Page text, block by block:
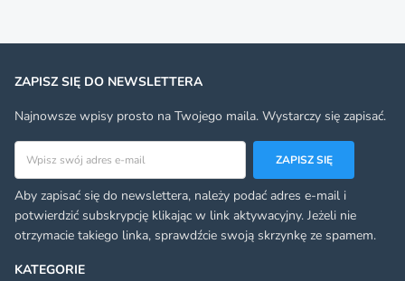
KATEGORIE
ZAPISZ SIĘ DO NEWSLETTERA
Najnowsze wpisy prosto na Twojego maila. Wystarczy się zapisać.
ZAPISZ SIĘ
Aby zapisać się do newslettera, należy podać adres e-mail i
potwierdzić subskrypcję klikając w link aktywacyjny. Jeżeli nie
otrzymacie takiego linka, sprawdźcie swoją skrzynkę ze spamem.